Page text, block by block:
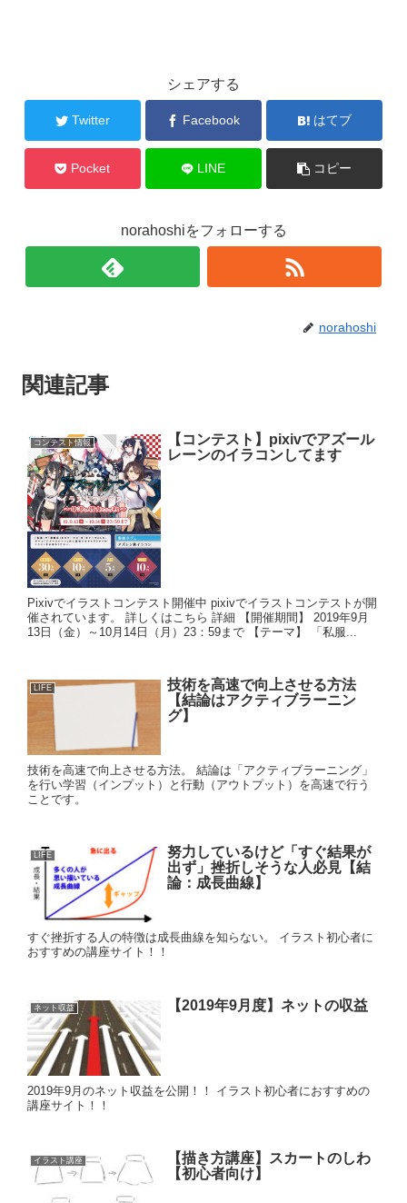
シェアする
Twitter Facebook はてブ
Pocket LINE コピー
norahoshiをフォローする
norahoshi
関連記事
コンテスト情報
【コンテスト】pixivでアズール
レーンのイラコンしてます
Pixivでイラストコンテスト開催中 pixivでイラストコンテストが開
催されています。 詳しくはこちら 詳細 【開催期間】 2019年9月
13日（金）～10月14日（月）23：59まで 【テーマ】 「私服...
LIFE
技術を高速で向上させる方法
【結論はアクティブラーニン
グ】
技術を高速で向上させる方法。 結論は「アクティブラーニング」
を行い学習（インプット）と行動（アウトプット）を高速で行う
ことです。
LIFE
努力しているけど「すぐ結果が
出ず」挫折しそうな人必見【結
論：成長曲線】
すぐ挫折する人の特徴は成長曲線を知らない。 イラスト初心者に
おすすめの講座サイト！！
ネット収益 【2019年9月度】ネットの収益
2019年9月のネット収益を公開！！ イラスト初心者におすすめの
講座サイト！！
イラスト講座
【描き方講座】スカートのしわ
【初心者向け】